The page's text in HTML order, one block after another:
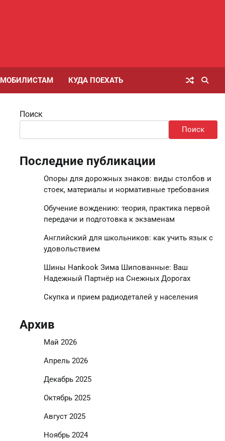
КУДА ПОЕХАТЬ
Поиск
Поиск
Последние публикации
Опоры для дорожных знаков: виды столбов и
стоек, материалы и нормативные требования
Обучение вождению: теория, практика первой
передачи и подготовка к экзаменам
Английский для школьников: как учить язык с
удовольствием
Шины Hankook Зима Шипованные: Ваш
Надежный Партнёр на Снежных Дорогах
Скупка и прием радиодеталей у населения
Архив
Май 2026
Апрель 2026
Декабрь 2025
Октябрь 2025
Август 2025
Ноябрь 2024